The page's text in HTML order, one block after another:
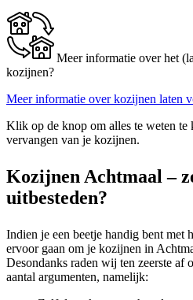
Meer informatie over het
kozijnen?
Meer informatie over kozijnen laten
Klik op de knop om alles te weten te
vervangen van je kozijnen.
Kozijnen Achtmaal –
uitbesteden?
Indien je een beetje handig bent met
ervoor gaan om je kozijnen in
Desondanks raden wij ten zeerste af
aantal argumenten, namelijk: